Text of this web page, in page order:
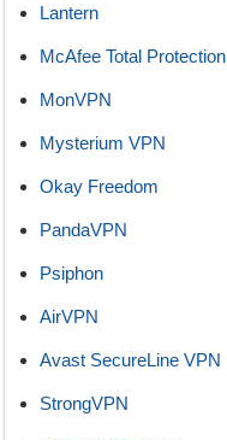
Lantern
McAfee Total Protection
MonVPN
Mysterium VPN
Okay Freedom
PandaVPN
Psiphon
AirVPN
Avast SecureLine VPN
StrongVPN